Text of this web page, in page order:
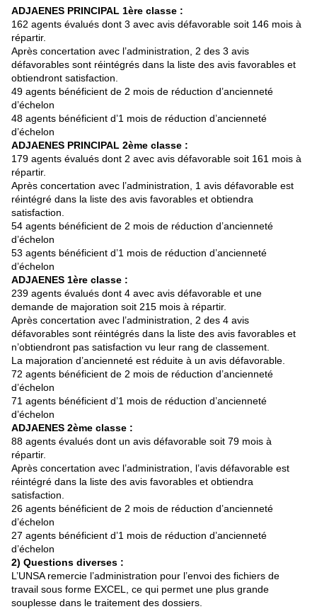
ADJAENES PRINCIPAL 1ère classe :
162 agents évalués dont 3 avec avis défavorable soit 146 mois à
répartir.
Après concertation avec l’administration, 2 des 3 avis
défavorables sont réintégrés dans la liste des avis favorables et
obtiendront satisfaction.
49 agents bénéficient de 2 mois de réduction d’ancienneté
d’échelon
48 agents bénéficient d’1 mois de réduction d’ancienneté
d’échelon
ADJAENES PRINCIPAL 2ème classe :
179 agents évalués dont 2 avec avis défavorable soit 161 mois à
répartir.
Après concertation avec l’administration, 1 avis défavorable est
réintégré dans la liste des avis favorables et obtiendra
satisfaction.
54 agents bénéficient de 2 mois de réduction d’ancienneté
d’échelon
53 agents bénéficient d’1 mois de réduction d’ancienneté
d’échelon
ADJAENES 1ère classe :
239 agents évalués dont 4 avec avis défavorable et une
demande de majoration soit 215 mois à répartir.
Après concertation avec l’administration, 2 des 4 avis
défavorables sont réintégrés dans la liste des avis favorables et
n’obtiendront pas satisfaction vu leur rang de classement.
La majoration d’ancienneté est réduite à un avis défavorable.
72 agents bénéficient de 2 mois de réduction d’ancienneté
d’échelon
71 agents bénéficient d’1 mois de réduction d’ancienneté
d’échelon
ADJAENES 2ème classe :
88 agents évalués dont un avis défavorable soit 79 mois à
répartir.
Après concertation avec l’administration, l’avis défavorable est
réintégré dans la liste des avis favorables et obtiendra
satisfaction.
26 agents bénéficient de 2 mois de réduction d’ancienneté
d’échelon
27 agents bénéficient d’1 mois de réduction d’ancienneté
d’échelon
2) Questions diverses :
L’UNSA remercie l’administration pour l’envoi des fichiers de
travail sous forme EXCEL, ce qui permet une plus grande
souplesse dans le traitement des dossiers.